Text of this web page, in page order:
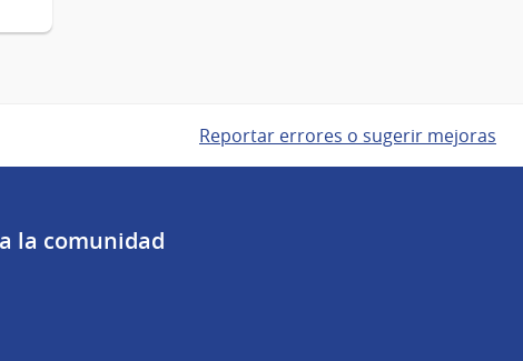
Reportar errores o sugerir mejoras
la comunidad